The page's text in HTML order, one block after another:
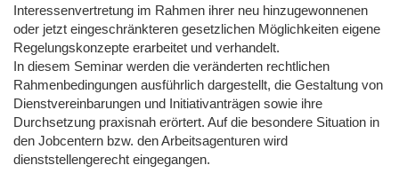
Interessenvertretung im Rahmen ihrer neu hinzugewonnenen
oder jetzt eingeschränkteren gesetzlichen Möglichkeiten eigene
Regelungskonzepte erarbeitet und verhandelt.
In diesem Seminar werden die veränderten rechtlichen
Rahmenbedingungen ausführlich dargestellt, die Gestaltung von
Dienstvereinbarungen und Initiativanträgen sowie ihre
Durchsetzung praxisnah erörtert. Auf die besondere Situation in
den Jobcentern bzw. den Arbeitsagenturen wird
dienststellengerecht eingegangen.